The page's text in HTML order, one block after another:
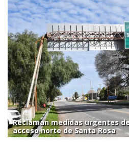
Reclaman medidas urgentes
acceso norte de Santa Rosa